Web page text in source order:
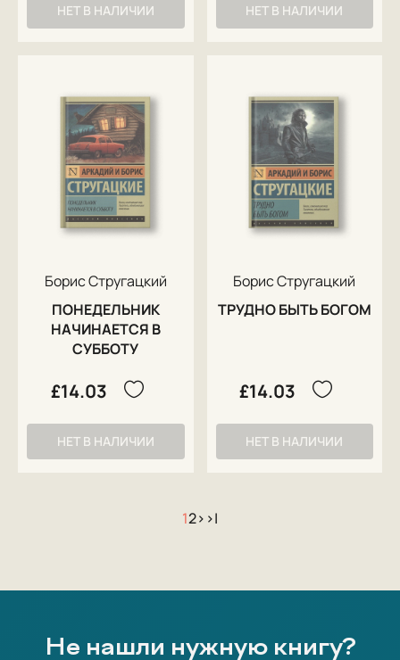
НЕТ В НАЛИЧИИ НЕТ В НАЛИЧИИ
Борис Стругацкий
ПОНЕДЕЛЬНИК
НАЧИНАЕТСЯ В
СУББОТУ
£14.03
НЕТ В НАЛИЧИИ
Борис Стругацкий
ТРУДНО БЫТЬ БОГОМ
£14.03
НЕТ В НАЛИЧИИ
12> >|
Не нашли нужную книгу?